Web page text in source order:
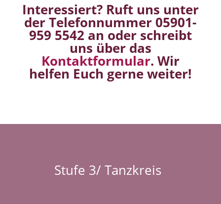
Interessiert? Ruft uns unter
der Telefonnummer 05901-
959 5542 an oder schreibt
uns über das
Kontaktformular. Wir
helfen Euch gerne weiter!
Stufe 3/ Tanzkreis